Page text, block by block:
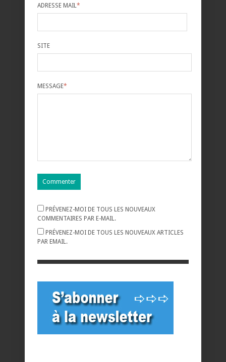
ADRESSE MAIL*
SITE
MESSAGE*
PRÉVENEZ-MOI DE TOUS LES NOUVEAUX
COMMENTAIRES PAR E-MAIL.
PRÉVENEZ-MOI DE TOUS LES NOUVEAUX ARTICLES
PAR EMAIL.